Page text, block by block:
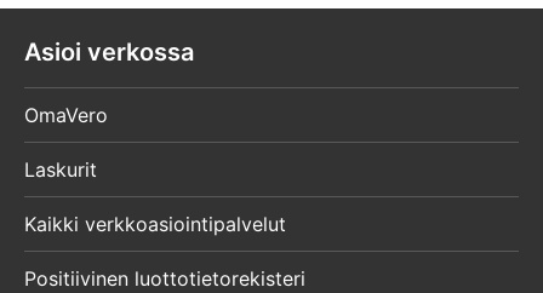
Asioi verkossa
OmaVero
Laskurit
Kaikki verkkoasiointipalvelut
Positiivinen luottotietorekisteri